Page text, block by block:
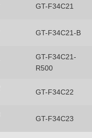
GT-F34C21
GT-F34C21-B
GT-F34C21-
R500
GT-F34C22
GT-F34C23